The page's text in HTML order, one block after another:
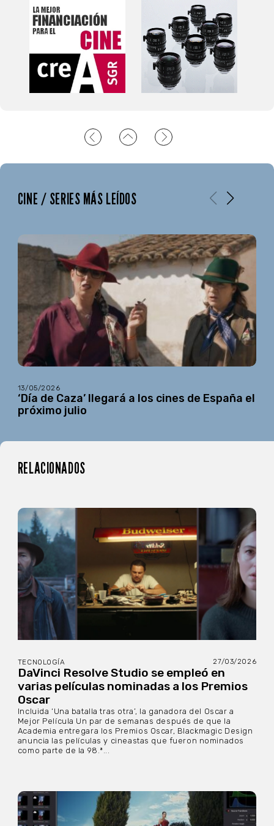
CINE / SERIES MÁS LEÍDOS
13/05/2026
‘Día de Caza’ llegará a los cines de España el
próximo julio
RELACIONADOS
TECNOLOGÍA 27/03/2026
DaVinci Resolve Studio se empleó en
varias películas nominadas a los Premios
Oscar
Incluida ‘Una batalla tras otra’, la ganadora del Oscar a
Mejor Película Un par de semanas después de que la
Academia entregara los Premios Oscar, Blackmagic Design
anuncia las películas y cineastas que fueron nominados
como parte de la 98.ª...